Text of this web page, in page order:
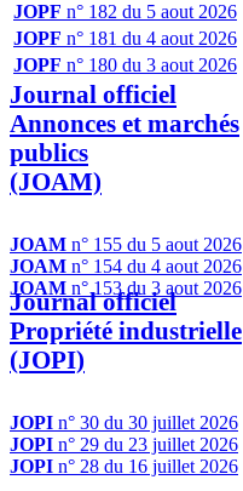
JOPF n° 182 du 5 aout 2026
JOPF n° 181 du 4 aout 2026
JOPF n° 180 du 3 aout 2026
Journal officiel
Annonces et marchés
publics
(JOAM)
JOAM n° 155 du 5 aout 2026
JOAM n° 154 du 4 aout 2026
JOAM n° 153 du 3 aout 2026
Journal officiel
Propriété industrielle
(JOPI)
JOPI n° 30 du 30 juillet 2026
JOPI n° 29 du 23 juillet 2026
JOPI n° 28 du 16 juillet 2026